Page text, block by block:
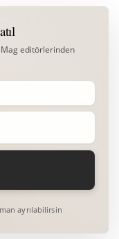
editörlerinden
ayrılabilirsin